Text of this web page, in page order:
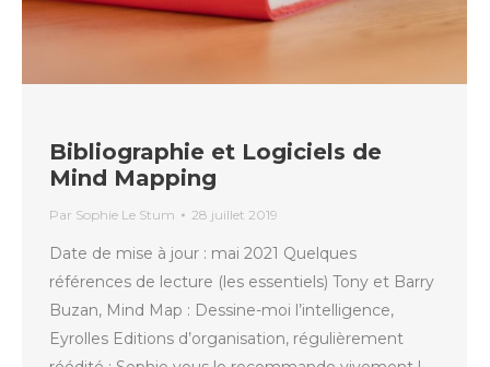
Bibliographie et Logiciels de
Mind Mapping
Par Sophie Le Stum 28 juillet 2019
Date de mise à jour : mai 2021 Quelques
références de lecture (les essentiels) Tony et Barry
Buzan, Mind Map : Dessine-moi l’intelligence,
Eyrolles Editions d’organisation, régulièrement